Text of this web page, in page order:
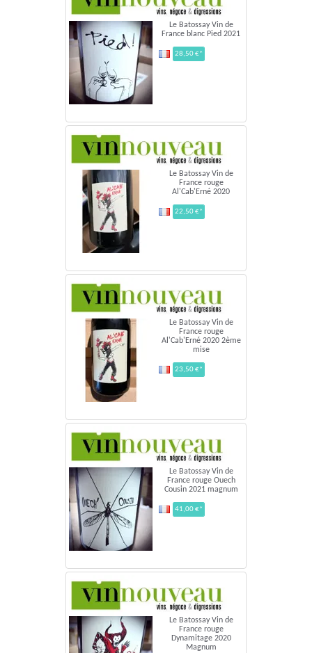
Le Batossay Vin de
France blanc Pied 2021
28,50 €*
Le Batossay Vin de
France rouge
Al'Cab'Erné 2020
22,50 €*
Le Batossay Vin de
France rouge
Al'Cab'Erné 2020 2ème
mise
23,50 €*
Le Batossay Vin de
France rouge Ouech
Cousin 2021 magnum
41,00 €*
Le Batossay Vin de
France rouge
Dynamitage 2020
Magnum